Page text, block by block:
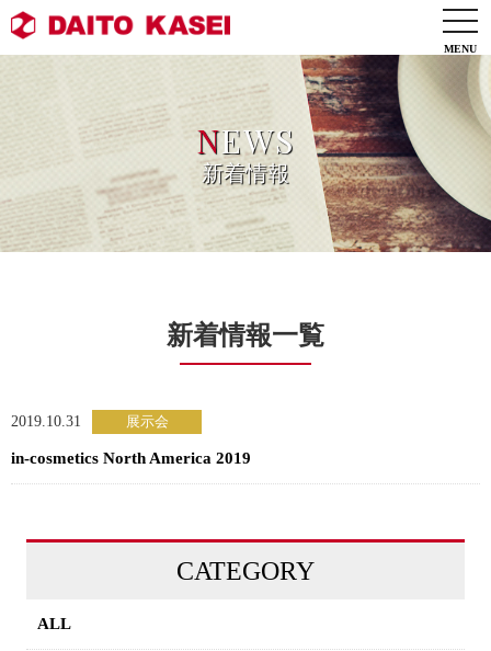
NEWS
新着情報
新着情報一覧
2019.10.31
in-cosmetics North America 2019
CATEGORY
ALL